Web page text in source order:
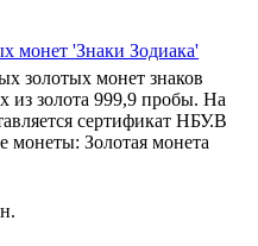
монет 'Знаки Зодиака'
золотых монет знаков
из золота 999,9 пробы. На
сертификат НБУ.В
монеты: Золотая монета